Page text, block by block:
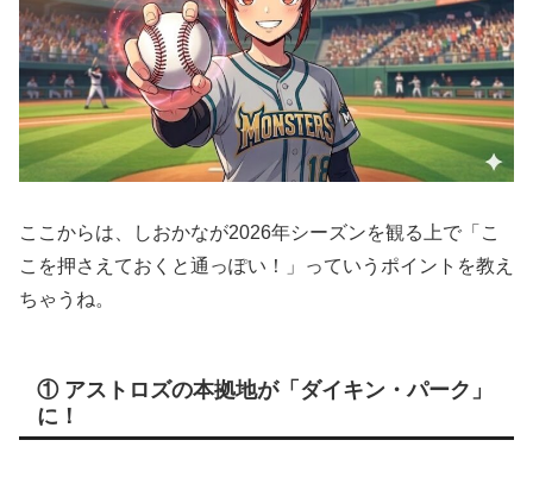
ここからは、しおかなが2026年シーズンを観る上で「こ
こを押さえておくと通っぽい！」っていうポイントを教え
ちゃうね。
① アストロズの本拠地が「ダイキン・パーク」
に！